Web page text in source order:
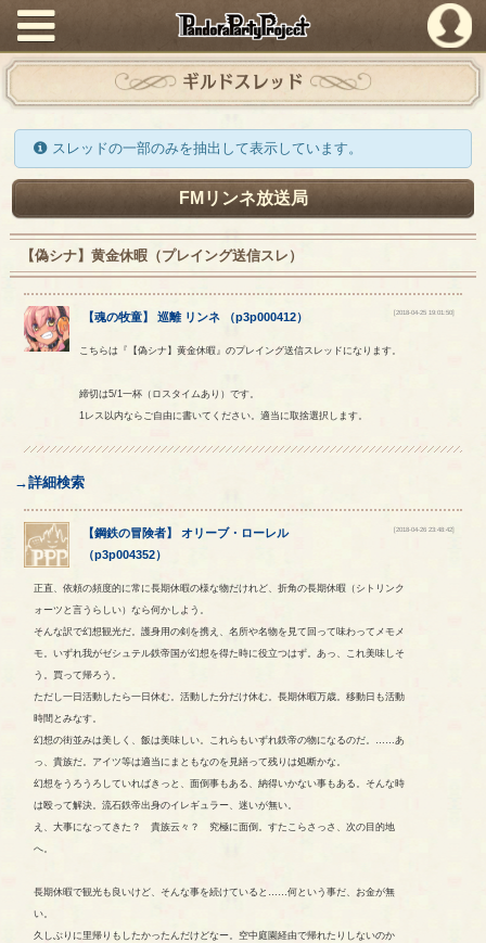
PandoraPartyProject
ギルドスレッド
スレッドの一部のみを抽出して表示しています。
FMリンネ放送局
【偽シナ】黄金休暇（プレイング送信スレ）
【魂の牧童】巡離 リンネ （p3p000412） [2018-04-25 19:01:50]
こちらは『【偽シナ】黄金休暇』のプレイング送信スレッドになります。
締切は5/1一杯（ロスタイムあり）です。
1レス以内ならご自由に書いてください。適当に取捨選択します。
→詳細検索
【鋼鉄の冒険者】 オリーブ・ ローレル
（p3p004352）
[2018-04-26 23:48:42]
正直、依頼の頻度的に常に長期休暇の様な物だけれど、折角の長期休暇（シトリンク
ォーツと言うらしい）なら何かしよう。
そんな訳で幻想観光だ。護身用の剣を携え、名所や名物を見て回って味わってメモメ
モ。いずれ我がゼシュテル鉄帝国が幻想を得た時に役立つはず。あっ、これ美味しそ
う。買って帰ろう。
ただし一日活動したら一日休む。活動した分だけ休む。長期休暇万歳。移動日も活動
時間とみなす。
幻想の街並みは美しく、飯は美味しい。これらもいずれ鉄帝の物になるのだ。……あ
っ、貴族だ。アイツ等は適当にまともなのを見繕って残りは処断かな。
幻想をうろうろしていればきっと、面倒事もある、納得いかない事もある。そんな時
は殴って解決。流石鉄帝出身のイレギュラー、迷いが無い。
え、大事になってきた？ 貴族云々？ 究極に面倒。すたこらさっさ、次の目的地
へ。
長期休暇で観光も良いけど、そんな事を続けていると……何という事だ、お金が無
い。
久しぶりに里帰りもしたかったんだけどなー。空中庭園経由で帰れたりしないのか